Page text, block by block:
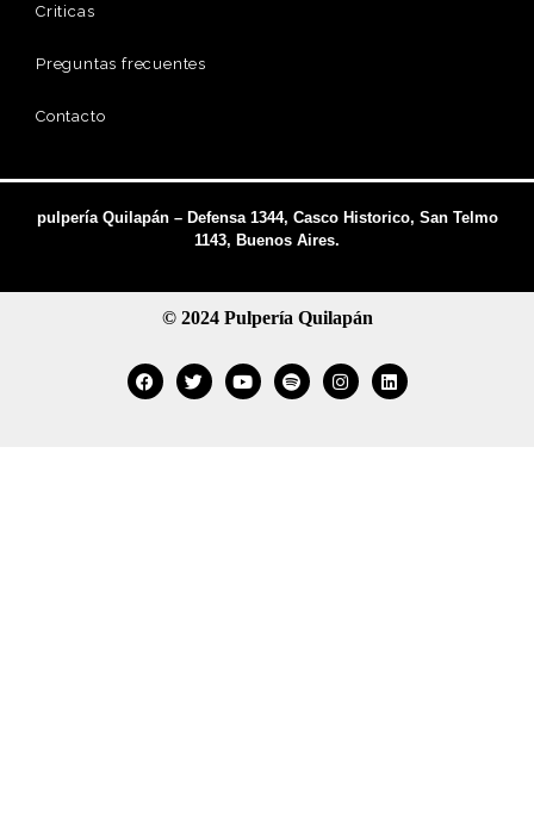
Criticas
Preguntas frecuentes
Contacto
pulpería Quilapán – Defensa 1344, Casco Historico, San Telmo
1143, Buenos Aires.
© 2024 Pulpería Quilapán
FacebookTwitterYoutubeSpotifyInstagramLinkedin